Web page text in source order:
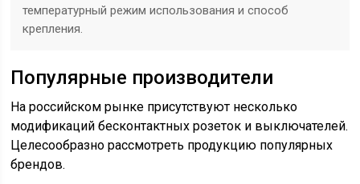
температурный режим использования и способ
крепления.
Популярные производители
На российском рынке присутствуют несколько
модификаций бесконтактных розеток и выключателей.
Целесообразно рассмотреть продукцию популярных
брендов.